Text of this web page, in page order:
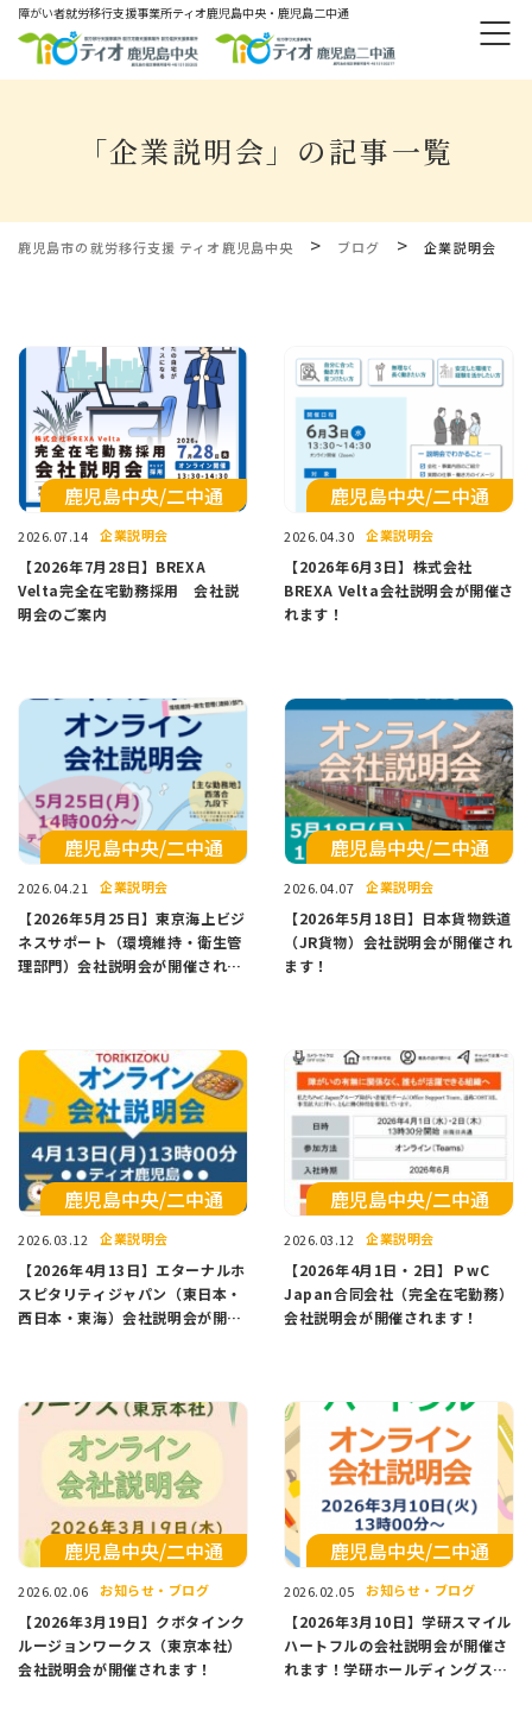
障がい者就労移⾏⽀援事業所ティオ⿅児島中央・鹿児島二中通
「企業説明会」の記事一覧
鹿児島市の就労移行支援 ティオ鹿児島中央 > ブログ > 企業説明会
鹿児島中央/二中通
2026.07.14 企業説明会
【2026年7月28日】BREXA
Velta完全在宅勤務採用 会社説
明会のご案内
鹿児島中央/二中通
2026.04.30 企業説明会
【2026年6月3日】株式会社
BREXA Velta会社説明会が開催さ
れます！
鹿児島中央/二中通
2026.04.21 企業説明会
【2026年5月25日】東京海上ビジ
ネスサポート（環境維持・衛生管
理部門）会社説明会が開催されま
鹿児島中央/二中通
2026.04.07 企業説明会
【2026年5月18日】日本貨物鉄道
（JR貨物）会社説明会が開催され
ます！
鹿児島中央/二中通
2026.03.12 企業説明会
【2026年4月13日】エターナルホ
スピタリティジャパン（東日本・
西日本・東海）会社説明会が開催
鹿児島中央/二中通
2026.03.12 企業説明会
【2026年4月1日・2日】ＰwC
Japan合同会社（完全在宅勤務）
会社説明会が開催されます！
鹿児島中央/二中通
2026.02.06 お知らせ・ブログ
【2026年3月19日】クボタインク
ルージョンワークス（東京本社）
会社説明会が開催されます！
鹿児島中央/二中通
2026.02.05 お知らせ・ブログ
【2026年3月10日】学研スマイル
ハートフルの会社説明会が開催さ
れます！学研ホールディングス